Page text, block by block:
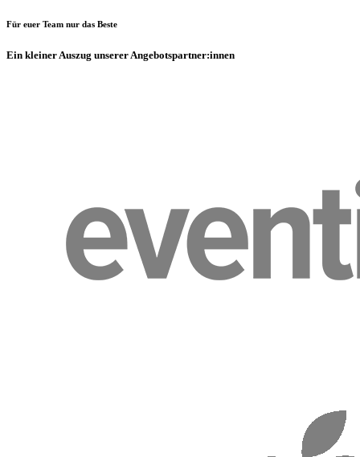
Für euer Team nur das Beste
Ein kleiner Auszug unserer Angebotspartner:innen